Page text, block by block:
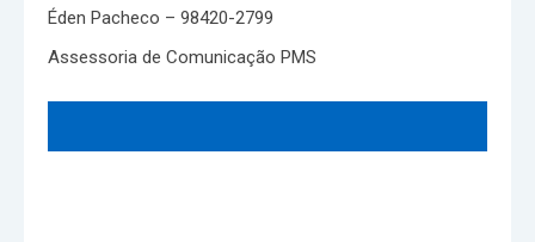
Éden Pacheco – 98420-2799
Assessoria de Comunicação PMS